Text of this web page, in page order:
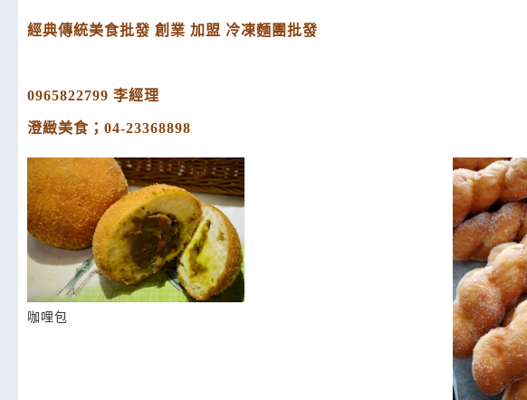
經典傳統美食批發 創業 加盟 冷凍麵團批發
0965822799 李經理
澄緻美食；04-23368898
咖哩包